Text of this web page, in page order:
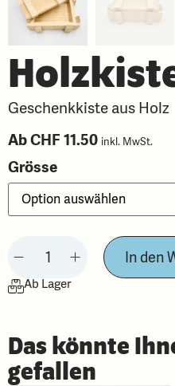
Geschenkkiste aus Holz
AbCHF 11.50 inkl. MwSt.
Grösse
In den
Ab Lager
Das könnte
gefallen